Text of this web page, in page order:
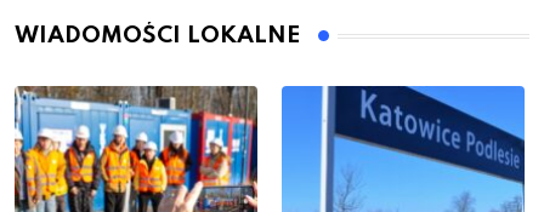
WIADOMOŚCI LOKALNE